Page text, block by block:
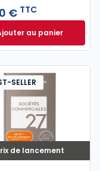
€ TTC
au panier
Guide du
de lancement
SELLER